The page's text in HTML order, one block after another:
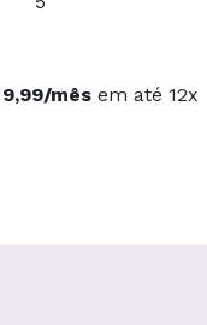
9,99/mês em até 12x